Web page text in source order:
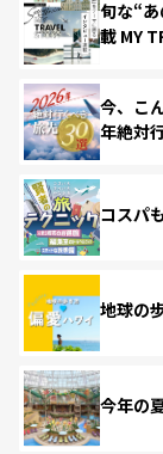
旬な“
載 MY
今、こ
年絶対
コスパ
地球の
今年の